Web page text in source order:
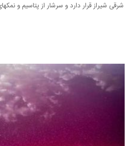
شرقی شیراز قرار دارد و سرشار از پتاسیم و